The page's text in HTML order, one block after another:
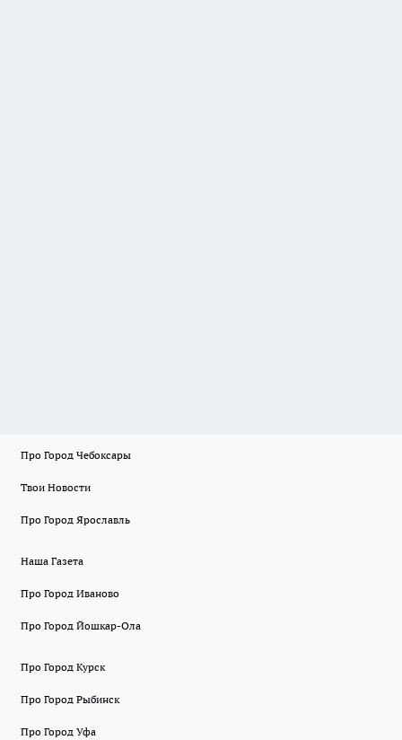
Про Город Чебоксары
Твои Новости
Про Город Ярославль
Наша Газета
Про Город Иваново
Про Город Йошкар-Ола
Про Город Курск
Про Город Рыбинск
Про Город Уфа